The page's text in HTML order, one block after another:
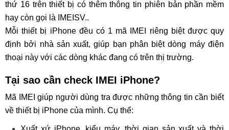
thứ 16 trên thiết bị có thêm thông tin phiên bản phần mềm
hay còn gọi là IMEISV..
Mỗi thiết bị iPhone đều có 1 mã IMEI riêng biệt được quy
định bởi nhà sản xuất, giúp bạn phân biệt dòng máy điện
thoại này với các dòng khác đang có trên thị trường.
Tại sao cần check IMEI iPhone?
Mã IMEI giúp người dùng tra được những thông tin cần biết
về thiết bị iPhone của mình. Cụ thể: